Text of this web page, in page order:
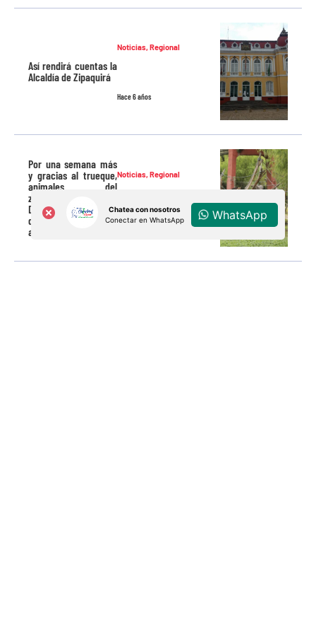
Noticias,Regional
Hace 6 años
Así rendirá cuentas la
Alcaldía de Zipaquirá
Noticias Regional
Hace 6 años
Por una semana más
y gracias al trueque,
animales del
zoológico Jaime
Duque y del Santuario
de Osos cuentan con
alimentos
Chatea con nosotros
Conectar en WhatsApp
WhatsApp